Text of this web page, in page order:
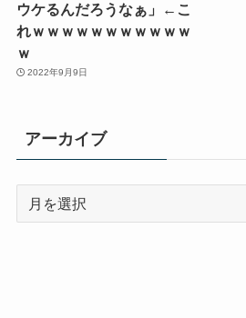
ウケるんだろうなぁ」←こ
れｗｗｗｗｗｗｗｗｗｗｗ
ｗ
2022年9月9日
アーカイブ